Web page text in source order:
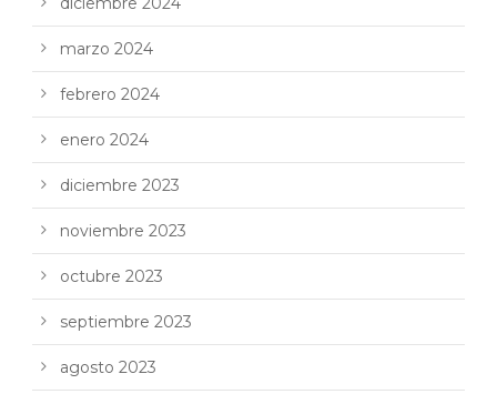
marzo 2024
febrero 2024
enero 2024
diciembre 2023
noviembre 2023
octubre 2023
septiembre 2023
agosto 2023